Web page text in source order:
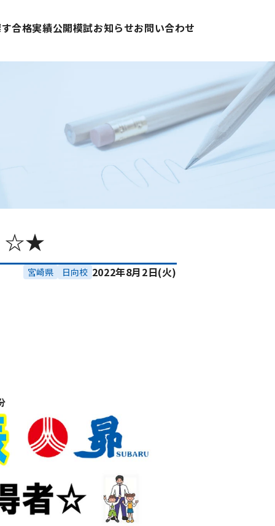
合格実績公開模試お知らせお問い合わせ
☆★
宮崎県 日向校 2022年8月2日(火)